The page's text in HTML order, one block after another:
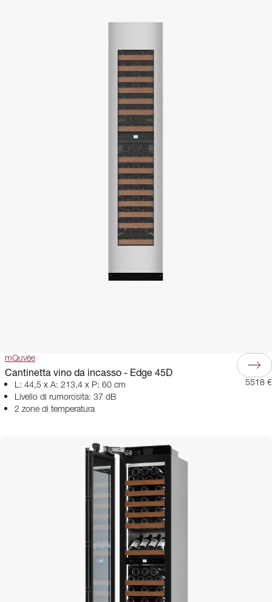
mQuvée
Cantinetta vino da incasso - Edge 45D
L: 44,5 x A: 213,4 x P: 60 cm
Livello di rumorosità: 37 dB
2 zone di temperatura
5518 €